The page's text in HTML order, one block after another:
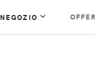
NEGOZIO